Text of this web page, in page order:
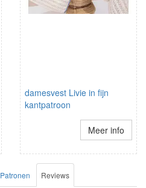
damesvest Livie in fijn
kantpatroon
Meer info
Patronen Reviews